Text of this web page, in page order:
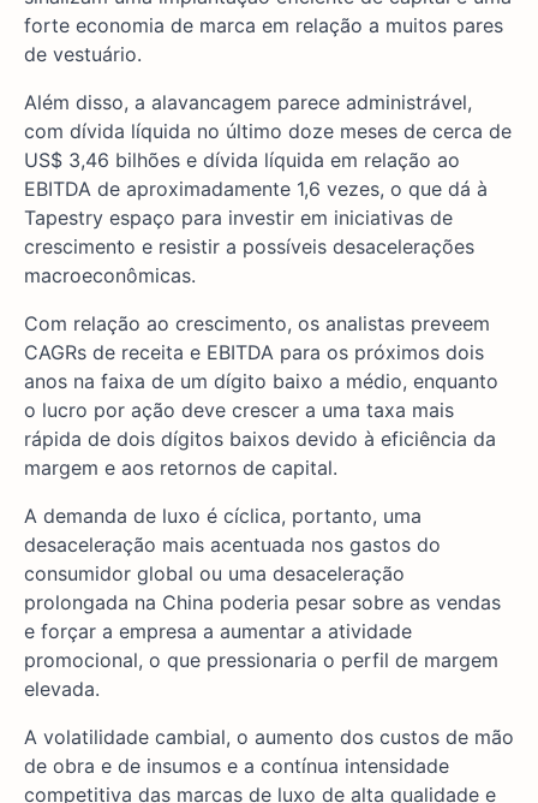
forte economia de marca em relação a muitos pares
de vestuário.
Além disso, a alavancagem parece administrável,
com dívida líquida no último doze meses de cerca de
US$ 3,46 bilhões e dívida líquida em relação ao
EBITDA de aproximadamente 1,6 vezes, o que dá à
Tapestry espaço para investir em iniciativas de
crescimento e resistir a possíveis desacelerações
macroeconômicas.
Com relação ao crescimento, os analistas preveem
CAGRs de receita e EBITDA para os próximos dois
anos na faixa de um dígito baixo a médio, enquanto
o lucro por ação deve crescer a uma taxa mais
rápida de dois dígitos baixos devido à eficiência da
margem e aos retornos de capital.
A demanda de luxo é cíclica, portanto, uma
desaceleração mais acentuada nos gastos do
consumidor global ou uma desaceleração
prolongada na China poderia pesar sobre as vendas
e forçar a empresa a aumentar a atividade
promocional, o que pressionaria o perfil de margem
elevada.
A volatilidade cambial, o aumento dos custos de mão
de obra e de insumos e a contínua intensidade
competitiva das marcas de luxo de alta qualidade e